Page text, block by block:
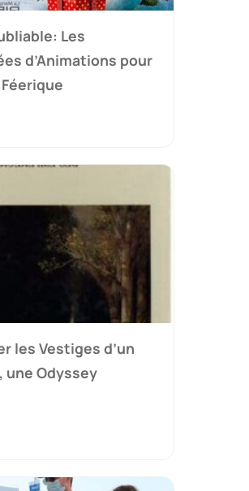
Les
d’Animations pour
les Vestiges d’un
une Odyssey